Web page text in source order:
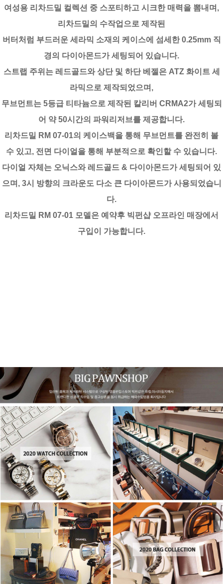
여성용 리차드밀 컬렉션 중 스포티하고 시크한 매력을 뽐내며,
리차드밀의 수작업으로 제작된
버터처럼 부드러운 세라믹 소재의 케이스에 섬세한 0.25mm 직
경의 다이아몬드가 세팅되어 있습니다.
스트랩 주위는 레드골드와 상단 및 하단 베젤은 ATZ 화이트 세
라믹으로 제작되었으며,
무브먼트는 5등급 티타늄으로 제작된 칼리버 CRMA2가 세팅되
어 약 50시간의 파워리저브를 제공합니다.
리차드밀 RM 07-01의 케이스백을 통해 무브먼트를 완전히 볼
수 있고, 전면 다이얼을 통해 부분적으로 확인할 수 있습니다.
다이얼 자체는 오닉스와 레드골드 & 다이아몬드가 세팅되어 있
으며, 3시 방향의 크라운도 다소 큰 다이아몬드가 사용되었습니
다.
리차드밀 RM 07-01 모델은 예약후 빅펀샵 오프라인 매장에서
구입이 가능합니다.